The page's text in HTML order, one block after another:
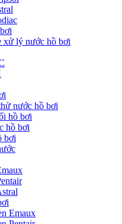
xử lý nước hồ bơi
nước hồ bơi
hồ bơi
hồ bơi
bơi
Emaux